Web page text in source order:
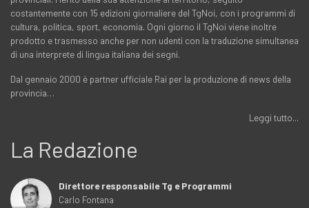
costantemente con 15 edizioni giornaliere del TgNoi, con i programmi di
cultura, politica, sport, economia. Ogni giorno il TgNoi viene inoltre
prodotto e trasmesso anche per non udenti con la traduzione simultanea
di una interprete di lingua italiana dei segni.
Dal gennaio 2000 è partner ufficiale Rai per la produzione di news della
provincia…
Leggi tutto...
La Redazione
Direttore responsabile Tg e Programmi
Carlo Fontana